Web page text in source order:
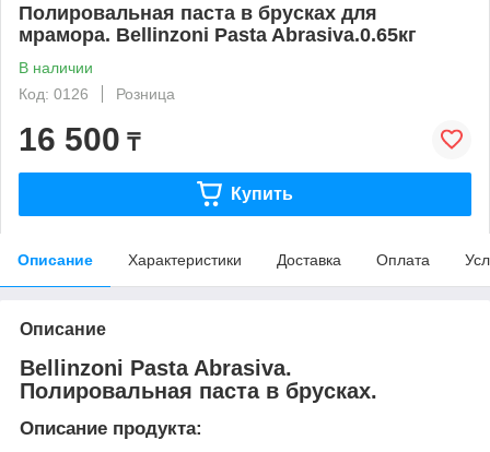
Полировальная паста в брусках для
мрамора. Bellinzoni Pasta Abrasiva.0.65кг
В наличии
Код: 0126
Розница
16 500 ₸
Купить
Описание Характеристики Доставка Оплата
Описание
Bellinzoni Pasta Abrasiva.
Полировальная паста в брусках.
Описание продукта: